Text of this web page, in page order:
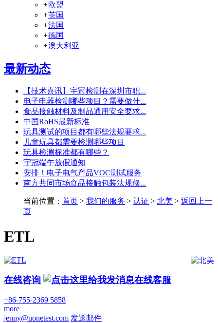
+欧盟
+英国
+法国
+德国
+澳大利亚
最新动态
【技术喜讯】宇冠检测在深圳市职...
电子电器检测哪些项目？需要做什...
食品接触材料及制品通用安全要求...
中国RoHS最新标准
玩具测试的项目都有哪些法规要求...
儿童玩具都需要检测哪些项目
玩具检测标准都有哪些？
宇冠端午放假通知
安排！电子电气产品VOC测试服务
南方共同市场食品接触包装法规修...
当前位置： 首页 > 我们的服务 > 认证 > 北美 > 返回上一
页
ETL
在线咨询 在线客服
+86-755-2369 5858
more
jenny@uonetest.com 发送邮件